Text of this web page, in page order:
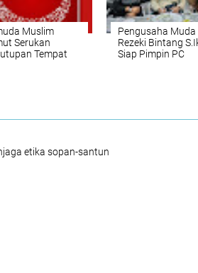
Muslim
Serukan
Tempat
Pengusaha Muda
Rezeki Bintang
Siap Pimpin PC
etika sopan-santun